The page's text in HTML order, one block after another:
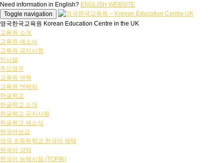
Need information in English? ENGLISH WEBSITE
Toggle navigation
영국한국교육원 Korean Education Centre in the UK
교육원 소개
교육원 새소식
교육원 공지사항
인사말
주요업무
교육원 연혁
교육원 연락처
한글학교
한글학교 소개
한글학교 공지사항
한글학교 새소식
한국어보급
영국 초중등학교 한국어 채택
한국어 강좌
한국어 능력시험 (TOPIK)